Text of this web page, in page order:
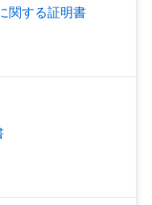
関する証明書